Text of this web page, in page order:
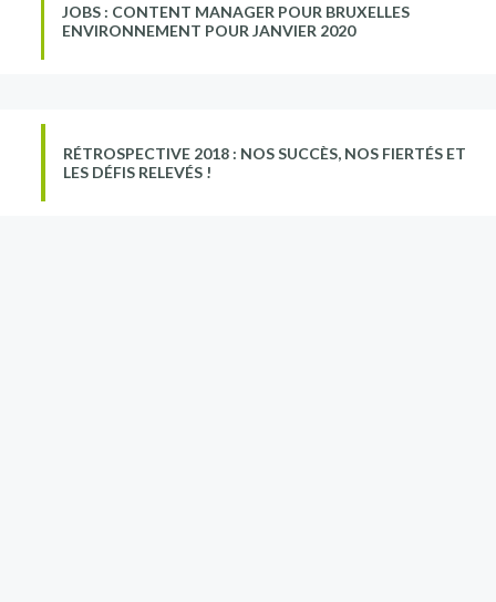
JOBS : CONTENT MANAGER POUR BRUXELLES
ENVIRONNEMENT POUR JANVIER 2020
RÉTROSPECTIVE 2018 : NOS SUCCÈS, NOS FIERTÉS ET
LES DÉFIS RELEVÉS !